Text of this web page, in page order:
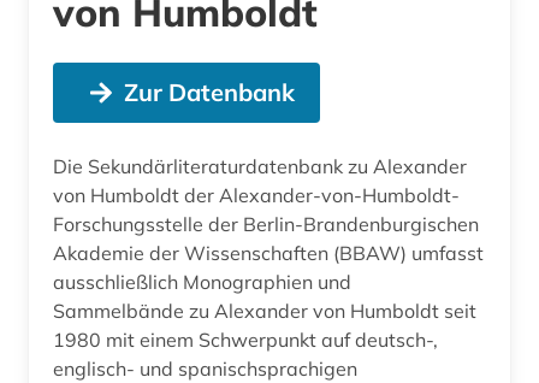
von Humboldt
Zur Datenbank
Die Sekundärliteraturdatenbank zu Alexander
von Humboldt der Alexander-von-Humboldt-
Forschungsstelle der Berlin-Brandenburgischen
Akademie der Wissenschaften (BBAW) umfasst
ausschließlich Monographien und
Sammelbände zu Alexander von Humboldt seit
1980 mit einem Schwerpunkt auf deutsch-,
englisch- und spanischsprachigen